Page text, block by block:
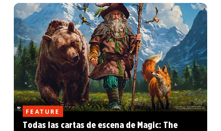
FEATURE
Todas las cartas de escena de Magic: The